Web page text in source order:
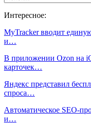
Интересное:
MyTracker вводит
и…
В приложении Ozon на
карточек…
Яндекс представил
спроса…
Автоматическое SEO-
и…